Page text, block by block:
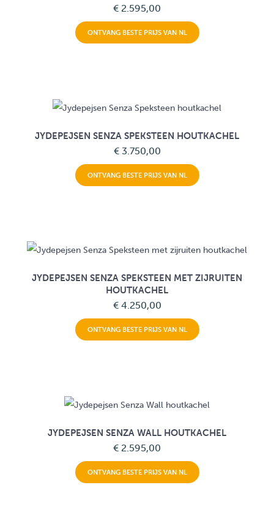
€ 2.595,00
ONTVANG BESTE PRIJS VAN NL
JYDEPEJSEN SENZA SPEKSTEEN HOUTKACHEL
€ 3.750,00
ONTVANG BESTE PRIJS VAN NL
JYDEPEJSEN SENZA SPEKSTEEN MET ZIJRUITEN
HOUTKACHEL
€ 4.250,00
ONTVANG BESTE PRIJS VAN NL
JYDEPEJSEN SENZA WALL HOUTKACHEL
€ 2.595,00
ONTVANG BESTE PRIJS VAN NL